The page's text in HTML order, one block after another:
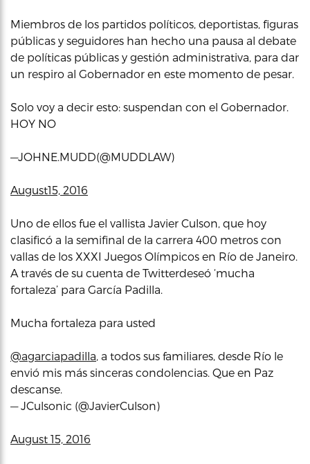
Miembros de los partidos políticos, deportistas, figuras
públicas y seguidores han hecho una pausa al debate
de políticas públicas y gestión administrativa, para dar
un respiro al Gobernador en este momento de pesar.
Solo voy a decir esto: suspendan con el Gobernador.
HOY NO
—JOHNE.MUDD(@MUDDLAW)
August15, 2016
Uno de ellos fue el vallista Javier Culson, que hoy
clasificó a la semifinal de la carrera 400 metros con
vallas de los XXXI Juegos Olímpicos en Río de Janeiro.
A través de su cuenta de Twitterdeseó ‘mucha
fortaleza’ para García Padilla.
Mucha fortaleza para usted
@agarciapadilla , a todos sus familiares, desde Río le
envió mis más sinceras condolencias. Que en Paz
descanse.
— JCulsonic (@JavierCulson)
August 15, 2016